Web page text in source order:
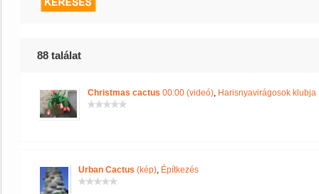
88 találat
Christmas cactus 00:00 (videó), Harisnyavirágosok klubja
Urban Cactus (kép), Építkezés